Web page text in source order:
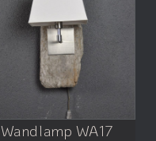
Wandlamp WA17